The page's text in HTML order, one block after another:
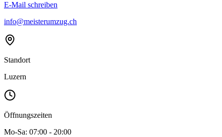
E-Mail schreiben
info@meisterumzug.ch
Standort
Luzern
Öffnungszeiten
Mo-Sa: 07:00 - 20:00